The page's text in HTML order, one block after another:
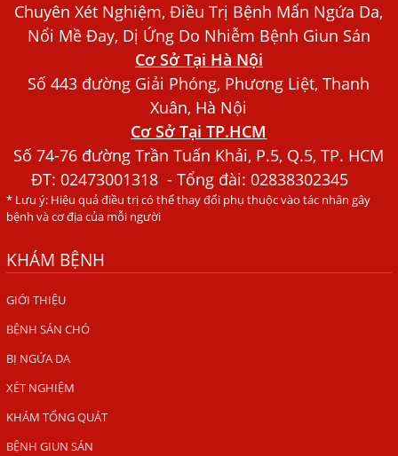
Bác sĩ Nguyễn Ngọc Ánh Phòng Khám Ánh Nga Đề Tài
Nghiên Cứu Khoa
Xét Nghiệm Giun Sán Gồm Những Loại Nào? Chi Phí Bao
Người Đàn Ông Phát Ban Mẩn Đỏ Khắp Người, Sau Ba
Tháng Mới Tìm Ra Nguyên Nhân
Đau Mắt Đỏ, Nguyên Nhân Và Cách Điều Trị
HÀ NỘI – PHÁT BAN MẨN ĐỎ KHẮP NGƯỜI, ĐI KHÁM
Ăn hải sản sống, coi chừng nhiễm giun sán
TỔNG QUAN VỀ KÉM HẤP THU THỨC ĂN
HÀ NỘI – NHIỄM BA LOẠI KÝ SINH TRÙNG DO THÓI QUEN
ĂN MỘT MÓN ĂN SÁNG
ẤU TRÙNG SÁN CHÓ DI CHUYỂN QUA DA GÂY NGỨA
VIÊM DA ĐỒNG TIỀN
Tại sao khám bệnh viện da liễu nhiều năm không hết
Chuyên Xét Nghiệm, Điều Trị Bệnh Mẩn Ngứa Da,
Nổi Mề Đay, Dị Ứng Do Nhiễm Bệnh Giun Sán
Cơ Sở Tại Hà Nội
Số 443 đường Giải Phóng, Phương Liệt, Thanh
Xuân, Hà Nội
Cơ Sở Tại TP.HCM
Số 74-76 đường Trần Tuấn Khải, P.5, Q.5, TP. HCM
ĐT:02473001318 - Tổng đài: 02838302345
* Lưu ý: Hiệu quả điều trị có thể thay đổi phụ thuộc vào tác nhân gây
bệnh và cơ địa của mỗi người
KHÁM BỆNH
GIỚI THIỆU
BỆNH SÁN CHÓ
BỊ NGỨA DA
XÉT NGHIỆM
KHÁM TỔNG QUÁT
BỆNH GIUN SÁN